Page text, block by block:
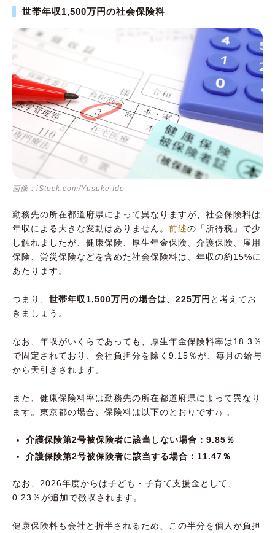
世帯年収1,500万円の社会保険料
画像：iStock.com/Yusuke Ide
勤務先の所在都道府県によって異なりますが、社会保険料は
年収による大きな変動はありません。 前述の「所得税」で少
し触れましたが、健康保険、厚生年金保険、介護保険、雇用
保険、労災保険などを含めた社会保険料は、年収の約15%に
あたります。
つまり、 世帯年収1,500万円の場合は、225万円 と考えてお
きましょう。
なお、年収がいくらであっても、厚生年金保険料率は18.3％
で固定されており、会社負担分を除く9.15％が、毎月の給与
から天引きされます。
また、健康保険料率は勤務先の所在都道府県によって異なり
ます。東京都の場合、保険料は以下のとおりです7） 。
介護保険第2号被保険者に該当しない場合：9.85％
介護保険第2号被保険者に該当する場合：11.47％
なお、2026年度からは子ども・子育て支援金として、
0.23％が追加で徴収されます。
健康保険料も会社と折半されるため、この半分を個人が負担